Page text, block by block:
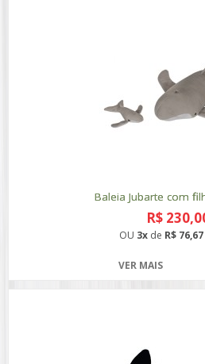
Baleia Jubarte com
R$
OU 3x de R$ 76,67
VER MAIS